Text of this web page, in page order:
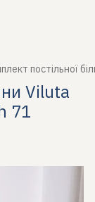
постільної
Viluta
71